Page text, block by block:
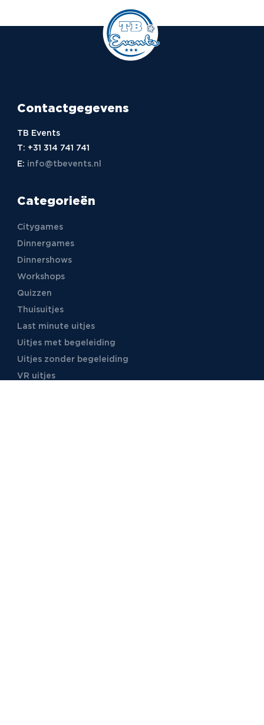
Contactgegevens
TB Events
T: +31 314 741 741
E: info@tbevents.nl
Categorieën
Citygames
Dinnergames
Dinnershows
Workshops
Quizzen
Thuisuitjes
Last minute uitjes
Uitjes met begeleiding
Uitjes zonder begeleiding
VR uitjes